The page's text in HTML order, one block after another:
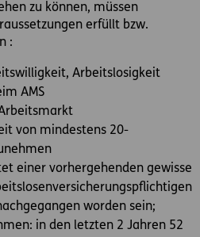
zu können, müssen
erfüllt bzw.
:
Arbeitslosigkeit
AMS
von mindestens 20-
einer vorhergehenden gewisse
worden sein;
in den letzten 2 Jahren 52